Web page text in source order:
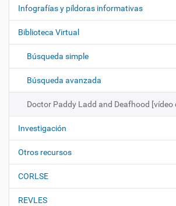
e
g
a
i
n
Infografías y píldoras informativas
Biblioteca Virtual
Búsqueda simple
Búsqueda avanzada
Doctor Paddy Ladd and Deafhood [vídeo
Investigación
Otros recursos
CORLSE
REVLES